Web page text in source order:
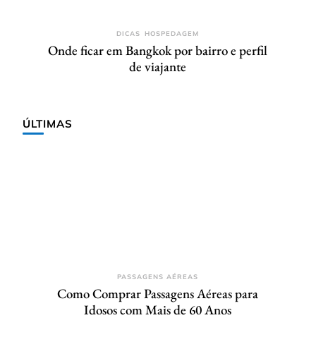
DICAS HOSPEDAGEM
Onde ficar em Bangkok por bairro e perfil
de viajante
ÚLTIMAS
PASSAGENS AÉREAS
Como Comprar Passagens Aéreas para
Idosos com Mais de 60 Anos